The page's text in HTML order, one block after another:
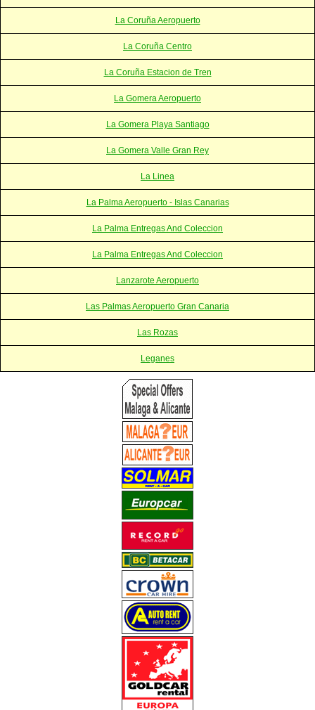
La Coruña Aeropuerto
La Coruña Centro
La Coruña Estacion de Tren
La Gomera Aeropuerto
La Gomera Playa Santiago
La Gomera Valle Gran Rey
La Linea
La Palma Aeropuerto - Islas Canarias
La Palma Entregas And Coleccion
La Palma Entregas And Coleccion
Lanzarote Aeropuerto
Las Palmas Aeropuerto Gran Canaria
Las Rozas
Leganes